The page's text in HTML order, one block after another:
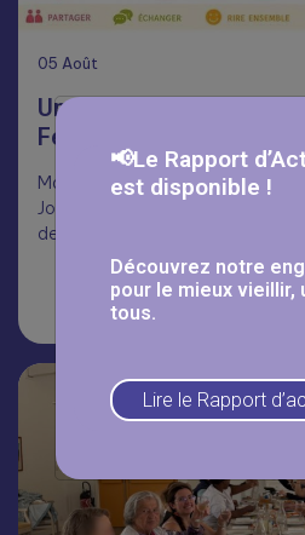
05 Août
Une journée Portes
Fermettes 🥳
Malgré la chaleur, nombreux
Journée Portes Ouvertes aux
des Mois du…
Lire la
📢Le Rapport
est disponible !
Découvrez notre
pour le mieux vieillir,
tous.
Lire le Rapport